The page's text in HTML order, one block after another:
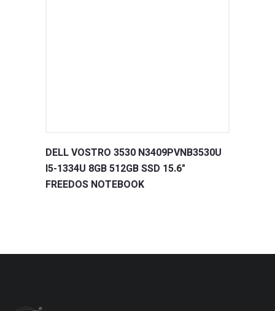
DELL VOSTRO 3530 N3409PVNB3530U
I5-1334U 8GB 512GB SSD 15.6"
FREEDOS NOTEBOOK